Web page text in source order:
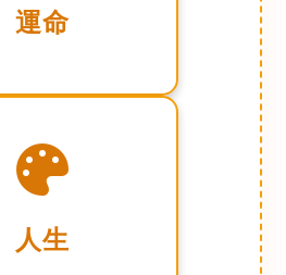
運命
め定められた
時間のこと。
人生
で描くもの
に色を乗せて
創るもの。